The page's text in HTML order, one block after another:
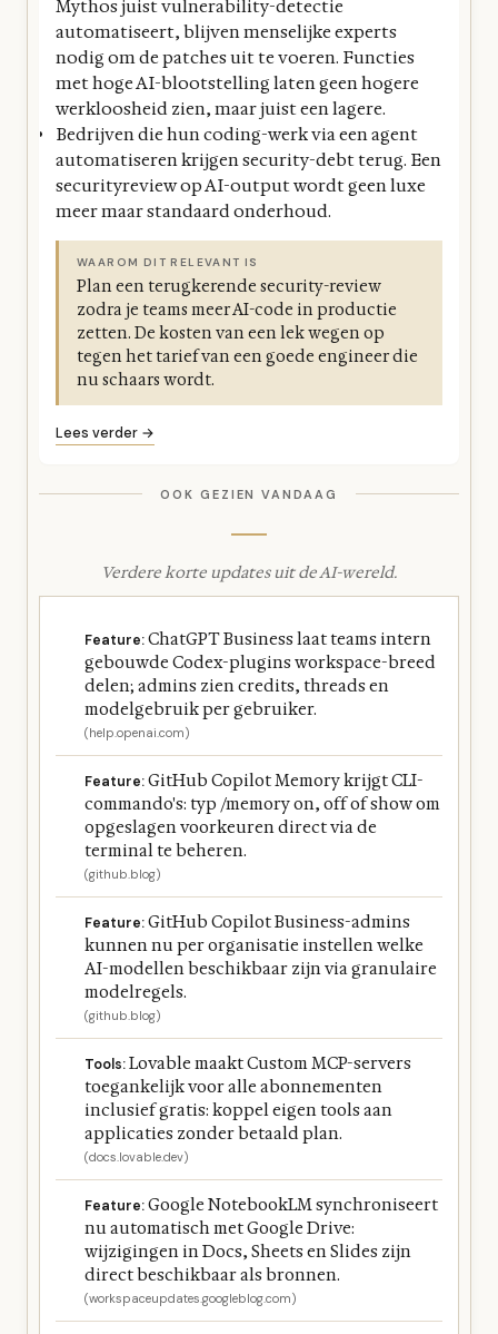
Mythos juist vulnerability-detectie
automatiseert, blijven menselijke experts
nodig om de patches uit te voeren. Functies
met hoge AI-blootstelling laten geen hogere
werkloosheid zien, maar juist een lagere.
Bedrijven die hun coding-werk via een agent
automatiseren krijgen security-debt terug. Een
securityreview op AI-output wordt geen luxe
meer maar standaard onderhoud.
WAAROM DIT RELEVANT IS
Plan een terugkerende security-review
zodra je teams meer AI-code in productie
zetten. De kosten van een lek wegen op
tegen het tarief van een goede engineer die
nu schaars wordt.
Lees verder →
OOK GEZIEN VANDAAG
Verdere korte updates uit de AI-wereld.
Feature:ChatGPT Business laat teams intern
gebouwde Codex-plugins workspace-breed
delen; admins zien credits, threads en
modelgebruik per gebruiker.
(help.openai.com)
Feature:GitHub Copilot Memory krijgt CLI-
commando's: typ /memory on, off of show om
opgeslagen voorkeuren direct via de
terminal te beheren.
(github.blog)
Feature:GitHub Copilot Business-admins
kunnen nu per organisatie instellen welke
AI-modellen beschikbaar zijn via granulaire
modelregels.
(github.blog)
Tools:Lovable maakt Custom MCP-servers
toegankelijk voor alle abonnementen
inclusief gratis: koppel eigen tools aan
applicaties zonder betaald plan.
(docs.lovable.dev)
Feature:Google NotebookLM synchroniseert
nu automatisch met Google Drive:
wijzigingen in Docs, Sheets en Slides zijn
direct beschikbaar als bronnen.
(workspaceupdates.googleblog.com)